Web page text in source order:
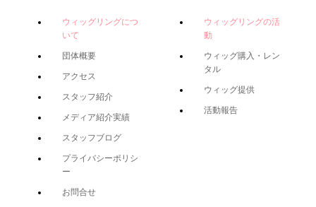
ウィッグリングにつ
いて
団体概要
アクセス
スタッフ紹介
メディア紹介実績
スタッフブログ
プライバシーポリシ
ー
お問合せ
ウィッグリングの活
動
ウィッグ購入・レン
タル
ウィッグ提供
活動報告